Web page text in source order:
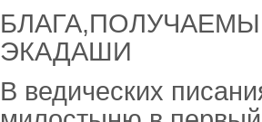
ЭКАДАШИ
В ведических